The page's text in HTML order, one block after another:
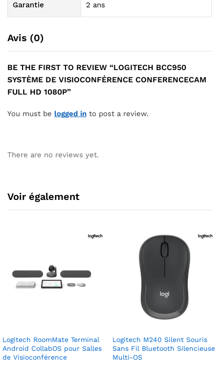
Garantie 2 ans
Avis (0)
BE THE FIRST TO REVIEW “LOGITECH BCC950
SYSTÈME DE VISIOCONFÉRENCE CONFERENCECAM
FULL HD 1080P”
You must be logged in to post a review.
There are no reviews yet.
Voir également
Logitech RoomMate Terminal
Android CollabOS pour Salles
de Visioconférence
Logitech M240 Silent Souris
Sans Fil Bluetooth Silencieuse
Multi-OS